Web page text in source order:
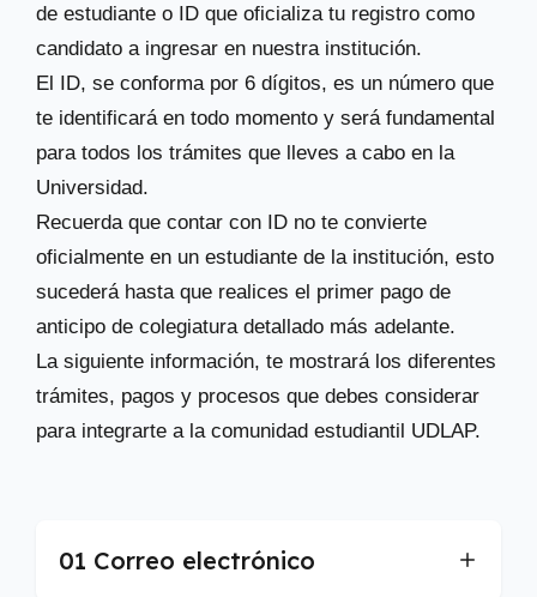
de estudiante o ID que oficializa tu registro como
candidato a ingresar en nuestra institución.
El ID, se conforma por 6 dígitos, es un número que
te identificará en todo momento y será fundamental
para todos los trámites que lleves a cabo en la
Universidad.
Recuerda que contar con ID no te convierte
oficialmente en un estudiante de la institución, esto
sucederá hasta que realices el primer pago de
anticipo de colegiatura detallado más adelante.
La siguiente información, te mostrará los diferentes
trámites, pagos y procesos que debes considerar
para integrarte a la comunidad estudiantil UDLAP.
01 Correo electrónico